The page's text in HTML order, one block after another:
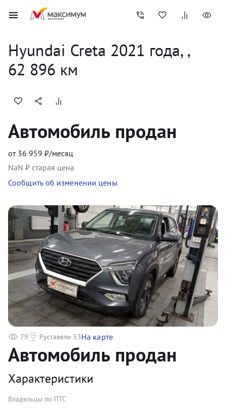
Hyundai Creta 2021 года, ,
62 896 км
Автомобиль продан
от 36 959 ₽/месяц
NaN ₽ старая цена
Сообщить об изменении цены
Автомобиль продан
Характеристики
Владельцы по ПТС
79 Руставели 53На карте